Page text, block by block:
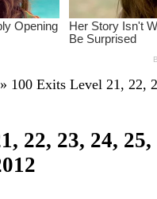
» 100 Exits Level 21, 22,
22, 23, 24,